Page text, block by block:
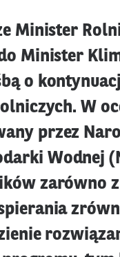
Minister
Minister
o
W
przez
Wodnej
zarówno